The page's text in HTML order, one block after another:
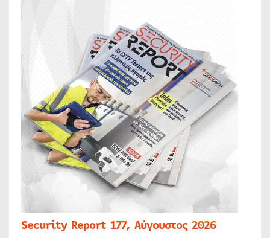
Security Report 177, Αύγουστος 2026